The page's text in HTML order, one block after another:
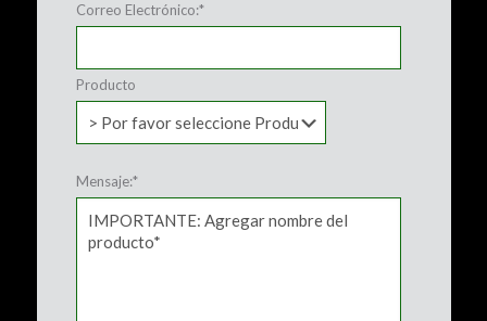
Correo Electrónico:*
Producto
Mensaje:*